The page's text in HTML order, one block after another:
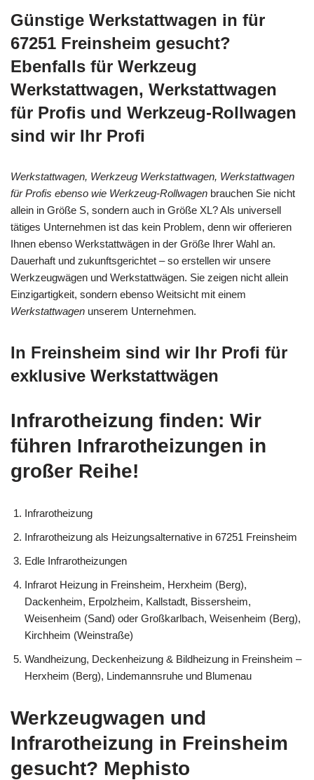
Günstige Werkstattwagen in für
67251 Freinsheim gesucht?
Ebenfalls für Werkzeug
Werkstattwagen, Werkstattwagen
für Profis und Werkzeug-Rollwagen
sind wir Ihr Profi
Werkstattwagen, Werkzeug Werkstattwagen, Werkstattwagen
für Profis ebenso wie Werkzeug-Rollwagen brauchen Sie nicht
allein in Größe S, sondern auch in Größe XL? Als universell
tätiges Unternehmen ist das kein Problem, denn wir offerieren
Ihnen ebenso Werkstattwägen in der Größe Ihrer Wahl an.
Dauerhaft und zukunftsgerichtet – so erstellen wir unsere
Werkzeugwägen und Werkstattwägen. Sie zeigen nicht allein
Einzigartigkeit, sondern ebenso Weitsicht mit einem
Werkstattwagen unserem Unternehmen.
In Freinsheim sind wir Ihr Profi für
exklusive Werkstattwägen
Infrarotheizung finden: Wir
führen Infrarotheizungen in
großer Reihe!
Infrarotheizung
Infrarotheizung als Heizungsalternative in 67251 Freinsheim
Edle Infrarotheizungen
Infrarot Heizung in Freinsheim, Herxheim (Berg),
Dackenheim, Erpolzheim, Kallstadt, Bissersheim,
Weisenheim (Sand) oder Großkarlbach, Weisenheim (Berg),
Kirchheim (Weinstraße)
Wandheizung, Deckenheizung & Bildheizung in Freinsheim –
Herxheim (Berg), Lindemannsruhe und Blumenau
Werkzeugwagen und
Infrarotheizung in Freinsheim
gesucht? Mephisto